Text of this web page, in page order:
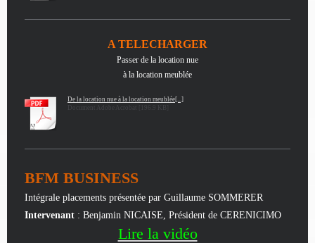
A TELECHARGER
Passer de la location nue
à la location meublée
De la location nue à la location meublée[...]
Document Adobe Acrobat [196.9 KB]
BFM BUSINESS
Intégrale placements présentée par Guillaume SOMMERER
Intervenant : Benjamin NICAISE, Président de CERENICIMO
Lire la vidéo